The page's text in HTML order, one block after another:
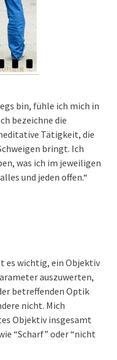
bin, fühle ich mich in
bezeichne die
Tätigkeit, die
bringt. Ich
was ich im jeweiligen
und jeden offen.“
es wichtig, ein Objektiv
auszuwerten,
betreffenden Optik
nicht. Mich
Objektiv insgesamt
“Scharf” oder “nicht